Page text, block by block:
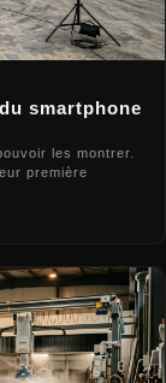
smartphone
les montrer.
première